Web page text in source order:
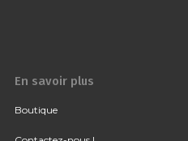
En savoir plus
Boutique